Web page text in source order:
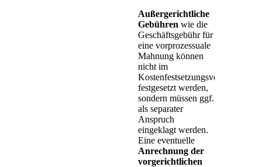
Außergerichtliche
Gebühren wie die
Geschäftsgebühr für
eine vorprozessuale
Mahnung können
nicht im
Kostenfestsetzungsverfahren
festgesetzt werden,
sondern müssen ggf.
als separater
Anspruch
eingeklagt werden.
Eine eventuelle
Anrechnung der
vorgerichtlichen